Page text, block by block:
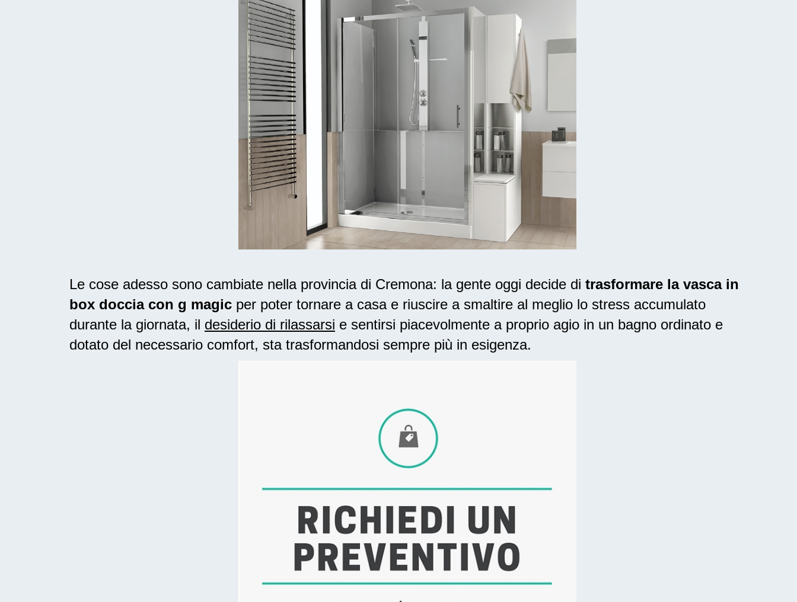
Le cose adesso sono cambiate nella provincia di Cremona: la gente oggi decide di trasformare la vasca in
box doccia con g magic per poter tornare a casa e riuscire a smaltire al meglio lo stress accumulato
durante la giornata, il desiderio di rilassarsi e sentirsi piacevolmente a proprio agio in un bagno ordinato e
dotato del necessario comfort, sta trasformandosi sempre più in esigenza.